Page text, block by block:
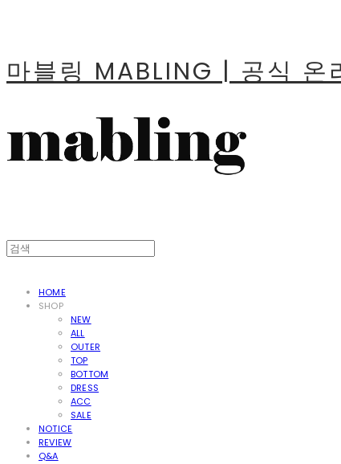
마블링 MABLING | 공식 온
HOME
SHOP
NEW
ALL
OUTER
TOP
BOTTOM
DRESS
ACC
SALE
NOTICE
REVIEW
Q&A